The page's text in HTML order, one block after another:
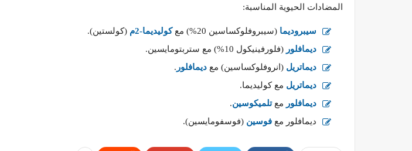
المضادات الحيوية المناسبة:
سيبروديما (سيبروفلوكساسين 20%) مع كوليديما-2م
(كولستين).
ديمافلور (فلورفينيكول 10%) مع ستربتومايسين.
ديماتريل (انروفلوكساسين) مع ديمافلور .
ديماتريل مع كوليديما.
ديمافلور معتلميكوسين.
ديمافلور مع فوسين (فوسفومايسين).